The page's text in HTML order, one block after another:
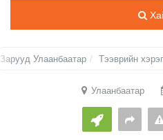
Зарууд Улаанбаатар Тээврийн
Улаанбаатар